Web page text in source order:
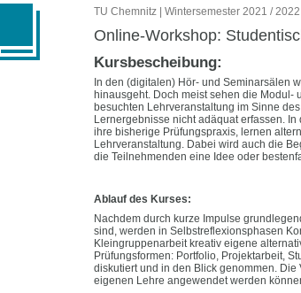
alternativ prüfen und bewerten.
TU Chemnitz | Wintersemester 2021 / 2022
Online-Workshop:
Kursbescheibung:
In den (digitalen) Hör- und Seminarsälen
hinausgeht. Doch meist sehen die
besuchten Lehrveranstaltung im Sinne
Lernergebnisse nicht adäquat erfassen.
ihre bisherige Prüfungspraxis, lernen
Lehrveranstaltung. Dabei wird auch die
die Teilnehmenden eine Idee oder
Ablauf des Kurses:
Nachdem durch kurze Impulse
sind, werden in Selbstreflexionsphasen
Kleingruppenarbeit kreativ eigene
Prüfungsformen: Portfolio, Projektarbeit,
diskutiert und in den Blick genommen.
eigenen Lehre angewendet werden